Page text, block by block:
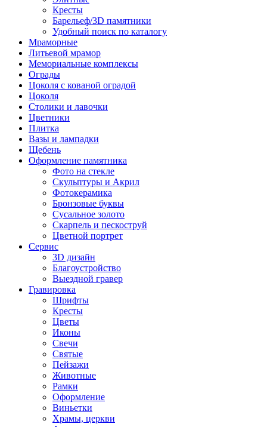
Кресты
Барельеф/3D памятники
Удобный поиск по каталогу
Мраморные
Литьевой мрамор
Мемориальные комплексы
Ограды
Цоколя с кованой оградой
Цоколя
Столики и лавочки
Цветники
Плитка
Вазы и лампадки
Щебень
Оформление памятника
Фото на стекле
Скульптуры и Акрил
Фотокерамика
Бронзовые буквы
Сусальное золото
Скарпель и пескоструй
Цветной портрет
Сервис
3D дизайн
Благоустройство
Выездной гравер
Гравировка
Шрифты
Кресты
Цветы
Иконы
Свечи
Святые
Пейзажи
Животные
Рамки
Оформление
Виньетки
Храмы, церкви